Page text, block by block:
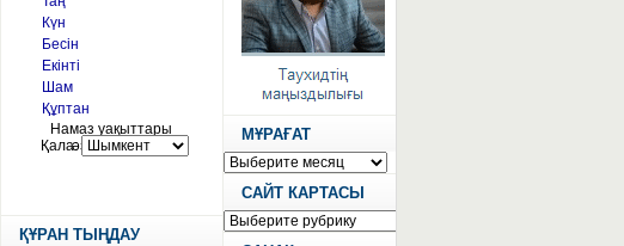
ҚҰРАН ТЫҢДАУ
МҰРАҒАТ
САЙТ КАРТАСЫ